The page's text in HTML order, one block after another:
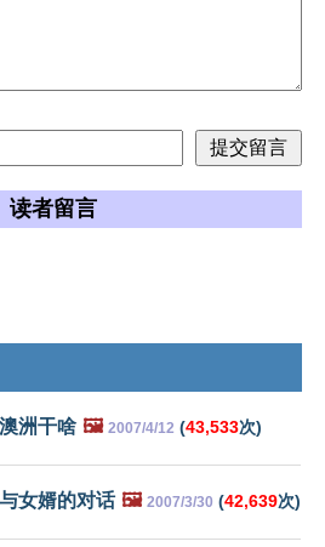
读者留言
洲干啥 🖼️ 2007/4/12 (43,533次)
女婿的对话 🖼️ 2007/3/30 (42,639次)